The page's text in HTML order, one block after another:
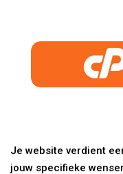
Je website verdient
jouw specifieke